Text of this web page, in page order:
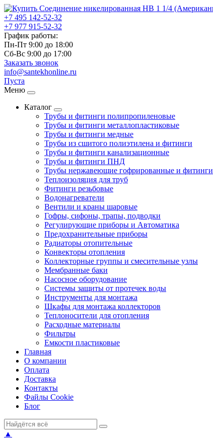
+7 495 142-52-32
+7 977 915-52-32
График работы:
Пн-Пт 9:00 до 18:00
Сб-Вс 9:00 до 17:00
Заказать звонок
info@santekhonline.ru
Пуста
Меню
Каталог
Трубы и фитинги полипропиленовые
Трубы и фитинги металлопластиковые
Трубы и фитинги медные
Трубы из сшитого полиэтилена и фитинги
Трубы и фитинги канализационные
Трубы и фитинги ПНД
Трубы нержавеющие гофрированные и фитинги
Теплоизоляция для труб
Фитинги резьбовые
Водонагреватели
Вентили и краны шаровые
Гофры, сифоны, трапы, подводки
Регулирующие приборы и Автоматика
Предохранительные приборы
Радиаторы отопительные
Конвекторы отопления
Коллекторные группы и смесительные узлы
Мембранные баки
Насосное оборудование
Системы защиты от протечек воды
Инструменты для монтажа
Шкафы для монтажа коллекторов
Теплоносители для отопления
Расходные материалы
Фильтры
Емкости пластиковые
Главная
О компании
Оплата
Доставка
Контакты
Файлы Cookie
Блог
▲